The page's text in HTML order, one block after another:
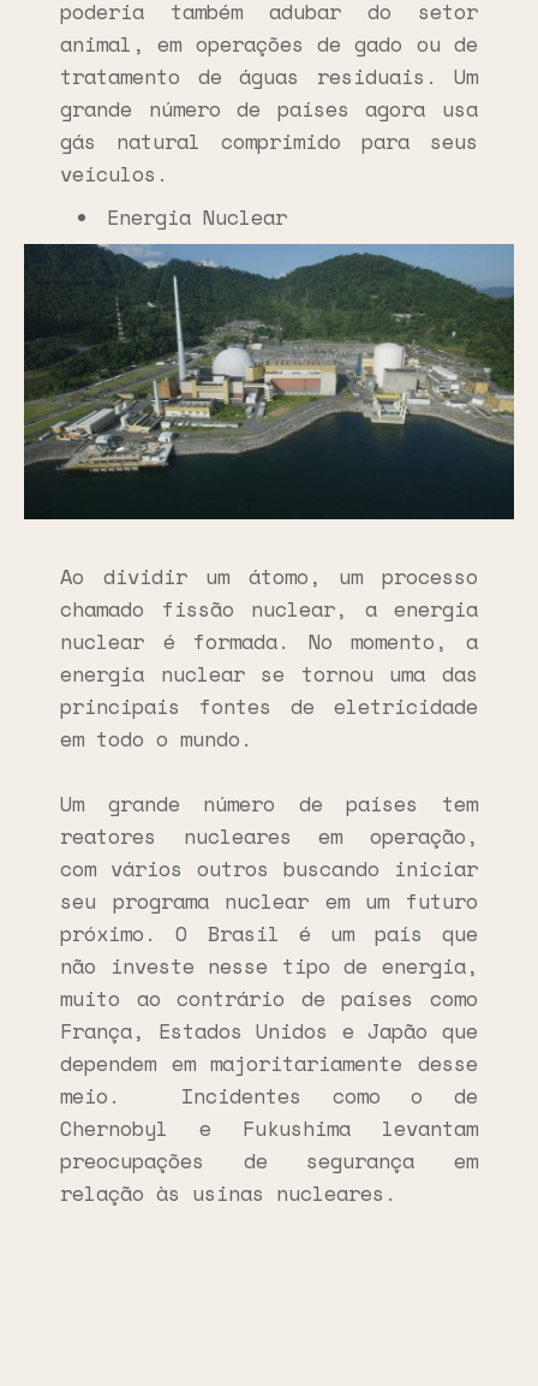
poderia também adubar do setor
animal, em operações de gado ou de
tratamento de águas residuais. Um
grande número de países agora usa
gás natural comprimido para seus
veículos.
Energia Nuclear
Ao dividir um átomo, um processo
chamado fissão nuclear, a energia
nuclear é formada. No momento, a
energia nuclear se tornou uma das
principais fontes de eletricidade
em todo o mundo.
Um grande número de países tem
reatores nucleares em operação,
com vários outros buscando iniciar
seu programa nuclear em um futuro
próximo. O Brasil é um país que
não investe nesse tipo de energia,
muito ao contrário de países como
França, Estados Unidos e Japão que
dependem em majoritariamente desse
meio. Incidentes como o de
Chernobyl e Fukushima levantam
preocupações de segurança em
relação às usinas nucleares.